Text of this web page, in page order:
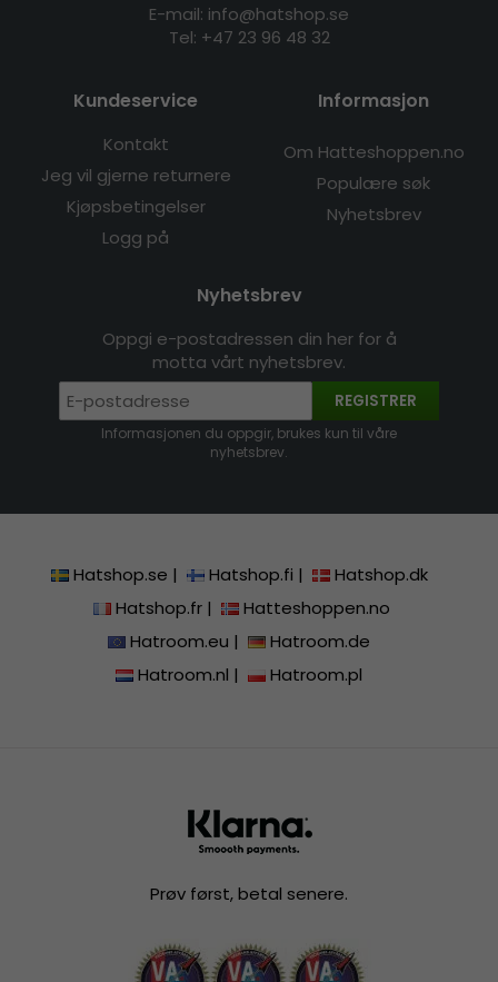
E-mail: info@hatshop.se
Tel: +47 23 96 48 32
Kundeservice
Kontakt
Jeg vil gjerne returnere
Kjøpsbetingelser
Logg på
Informasjon
Om Hatteshoppen.no
Populære søk
Nyhetsbrev
Nyhetsbrev
Oppgi e-postadressen din her for å
motta vårt nyhetsbrev.
REGISTRER
Informasjonen du oppgir, brukes kun til våre
nyhetsbrev.
Hatshop.se | Hatshop.fi |
Hatshop.dk
Hatshop.fr|
Hatteshoppen.no
Hatroom.eu |
Hatroom.de
Hatroom.nl | Hatroom.pl
Prøv først, betal senere.